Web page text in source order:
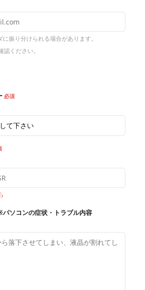
振り分けられる場合があります。
ください。
必須
ソコンの症状・トラブル内容